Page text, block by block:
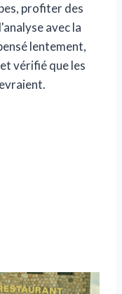
profiter des
avec la
lentement,
vérifié que les